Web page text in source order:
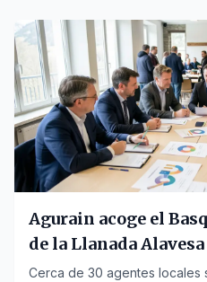
Agurain acoge el
de la Llanada Alavesa
Cerca de 30 agentes